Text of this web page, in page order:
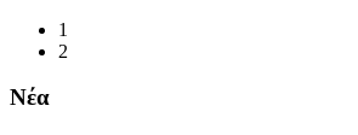
1
2
Νέα